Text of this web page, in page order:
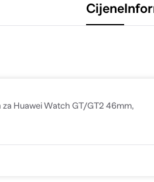
Cijene
Huawei Watch GT/GT2 46mm,